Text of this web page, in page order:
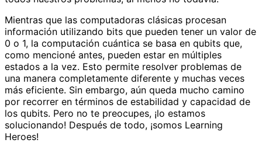
Mientras que las computadoras clásicas procesan
información utilizando bits que pueden tener un valor de
0 o 1, la computación cuántica se basa en qubits que,
como mencioné antes, pueden estar en múltiples
estados a la vez. Esto permite resolver problemas de
una manera completamente diferente y muchas veces
más eficiente. Sin embargo, aún queda mucho camino
por recorrer en términos de estabilidad y capacidad de
los qubits. Pero no te preocupes, ¡lo estamos
solucionando! Después de todo, ¡somos Learning
Heroes!